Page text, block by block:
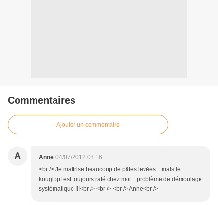
Commentaires
Ajouter un commentaire
A Anne 04/07/2012 08:16
<br /> Je maitrise beaucoup de pâtes levées... mais le
kouglopf est toujours raté chez moi... problème de démoulage
systématique !!!<br /> <br /> <br /> Anne<br />